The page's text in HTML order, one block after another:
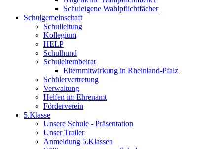
Schuleigene Wahlpflichtfächer
Schulgemeinschaft
Schulleitung
Kollegium
HELP
Schulhund
Schulelternbeirat
Elternmitwirkung in Rheinland-Pfalz
Schülervertretung
Verwaltung
Helfen im Ehrenamt
Förderverein
5.Klasse
Unsere Schule - Präsentation
Unser Trailer
Anmeldung 5.Klassen